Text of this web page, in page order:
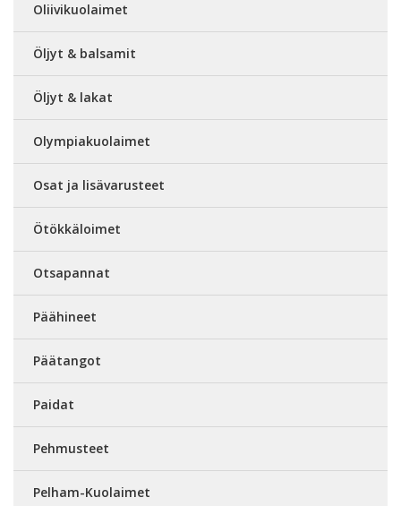
Oliivikuolaimet
Öljyt & balsamit
Öljyt & lakat
Olympiakuolaimet
Osat ja lisävarusteet
Ötökkäloimet
Otsapannat
Päähineet
Päätangot
Paidat
Pehmusteet
Pelham-Kuolaimet